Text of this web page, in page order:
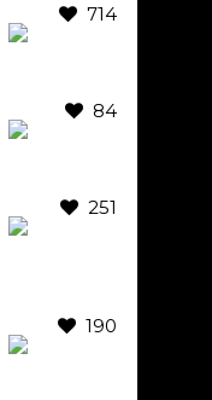
714
84
251
190